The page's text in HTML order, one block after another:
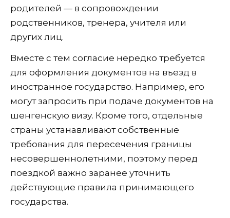
родителей — в сопровождении
родственников, тренера, учителя или
других лиц.
Вместе с тем согласие нередко требуется
для оформления документов на въезд в
иностранное государство. Например, его
могут запросить при подаче документов на
шенгенскую визу. Кроме того, отдельные
страны устанавливают собственные
требования для пересечения границы
несовершеннолетними, поэтому перед
поездкой важно заранее уточнить
действующие правила принимающего
государства.